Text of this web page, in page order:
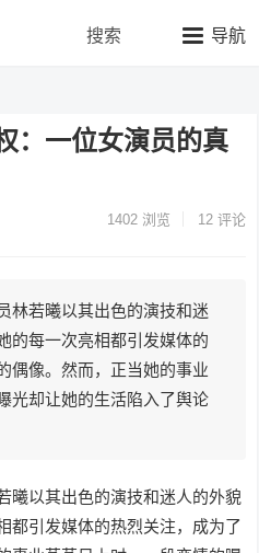
导航
搜索
：一位女演员的真
1402浏览 12 评论
林若曦以其出色的演技和迷
的每一次亮相都引发媒体的
偶像。然而，正当她的事业
光却让她的生活陷入了舆论
曦以其出色的演技和迷人的外貌
都引发媒体的热烈关注，成为了